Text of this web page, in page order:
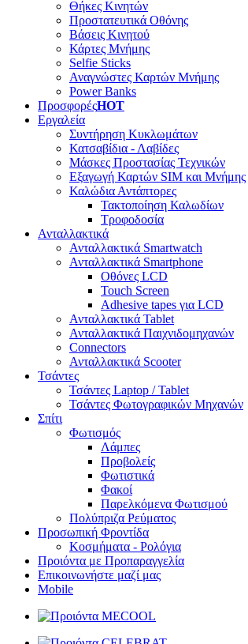
Θήκες Κινητών
Προστατευτικά Οθόνης
Βάσεις Κινητού
Κάρτες Μνήμης
Selfie Sticks
Αναγνώστες Καρτών Μνήμης
Power Banks
ΠροσφορέςHOT
Εργαλεία
Συντήρηση Κυκλωμάτων
Κατσαβίδια - Λαβίδες
Μάσκες Προστασίας Τεχνικών
Εξαγωγή Καρτών SIM και Μνήμης
Καλώδια Αντάπτορες
Τακτοποίηση Καλωδίων
Τροφοδοσία
Ανταλλακτικά
Ανταλλακτικά Smartwatch
Ανταλλακτικά Smartphone
Οθόνες LCD
Touch Screen
Adhesive tapes για LCD
Ανταλλακτικά Tablet
Ανταλλακτικά Παιχνιδομηχανών
Connectors
Ανταλλακτικά Scooter
Τσάντες
Τσάντες Laptop / Tablet
Τσάντες Φωτoγραφικών Μηχανών
Σπίτι
Φωτισμός
Λάμπες
Προβολείς
Φωτιστικά
Φακοί
Παρελκόμενα Φωτισμού
Πολύπριζα Ρεύματος
Προσωπική Φροντίδα
Κοσμήματα - Ρολόγια
Προιόντα με Προπαραγγελία
Επικοινωνήστε μαζί μας
Mobile